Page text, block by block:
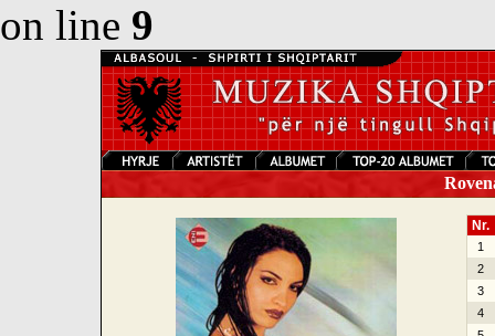
on line 9
Nr.
1
2
3
4